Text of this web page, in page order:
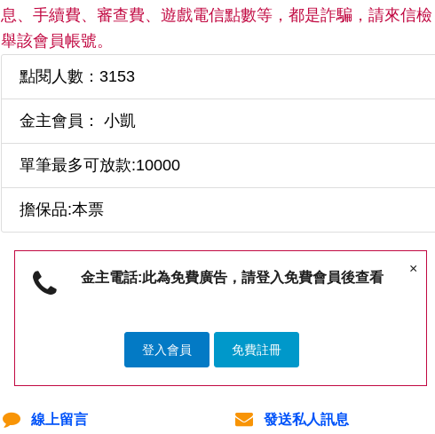
息、手續費、審查費、遊戲電信點數等，都是詐騙，請來信檢
舉該會員帳號。
點閱人數：3153
金主會員： 小凱
單筆最多可放款:10000
擔保品:本票
×
金主電話:此為免費廣告，請登入免費會員後查看
登入會員 免費註冊
線上留言 發送私人訊息